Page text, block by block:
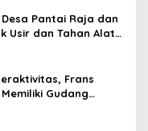
Pantai Raja dan
Usir dan Tahan Alat
Frans
Gudang